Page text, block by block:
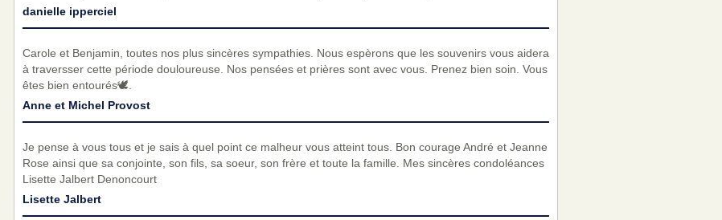
danielle ipperciel
Carole et Benjamin, toutes nos plus sincères sympathies. Nous espèrons que les souvenirs vous aidera
à traversser cette période douloureuse. Nos pensées et prières sont avec vous. Prenez bien soin. Vous
êtes bien entourés🕊️.
Anne et Michel Provost
Je pense à vous tous et je sais à quel point ce malheur vous atteint tous. Bon courage André et Jeanne
Rose ainsi que sa conjointe, son fils, sa soeur, son frère et toute la famille. Mes sincères condoléances
Lisette Jalbert Denoncourt
Lisette Jalbert